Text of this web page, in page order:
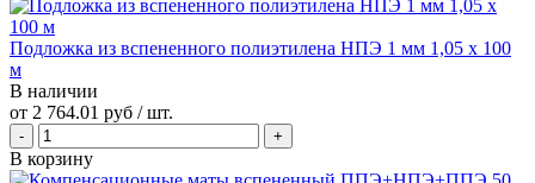
Подложка из вспененного полиэтилена НПЭ 1 мм 1,05 х 100
м
В наличии
от 2 764.01 руб / шт.
В корзину